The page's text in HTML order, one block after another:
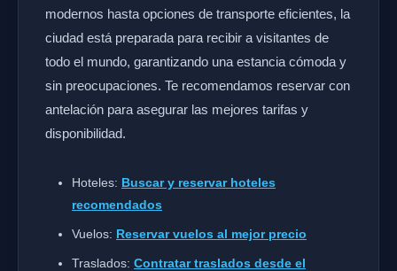
modernos hasta opciones de transporte eficientes, la
ciudad está preparada para recibir a visitantes de
todo el mundo, garantizando una estancia cómoda y
sin preocupaciones. Te recomendamos reservar con
antelación para asegurar las mejores tarifas y
disponibilidad.
Hoteles: Buscar y reservar hoteles
recomendados
Vuelos: Reservar vuelos al mejor precio
Traslados: Contratar traslados desde el